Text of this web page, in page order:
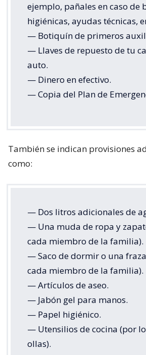
ejemplo, pañales en caso de
higiénicas, ayudas técnicas,
— Botiquín de primeros
— Llaves de repuesto de tu
auto.
— Dinero en efectivo.
— Copia del Plan de
También se indican provisiones
como:
— Dos litros adicionales de
— Una muda de ropa y
cada miembro de la familia).
— Saco de dormir o una
cada miembro de la familia).
— Artículos de aseo.
— Jabón gel para manos.
— Papel higiénico.
— Utensilios de cocina (por
ollas).